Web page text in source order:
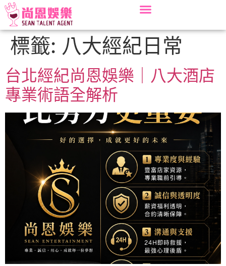
標籤: 八大經紀日常
台北經紀尚恩娛樂｜八大酒店
專業術語全解析